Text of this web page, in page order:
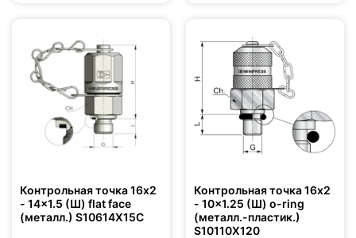
Контрольная точка 16x2
- 14x1.5 (Ш) flat face
(металл.) S10614X15C
Контрольная точка 16x2
- 10x1.25 (Ш) o-ring
(металл.-пластик.)
S10110X120